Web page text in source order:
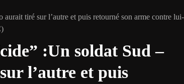
tiré sur l’autre et puis retourné son arme contre lui-
:Un soldat Sud –
l’autre et puis